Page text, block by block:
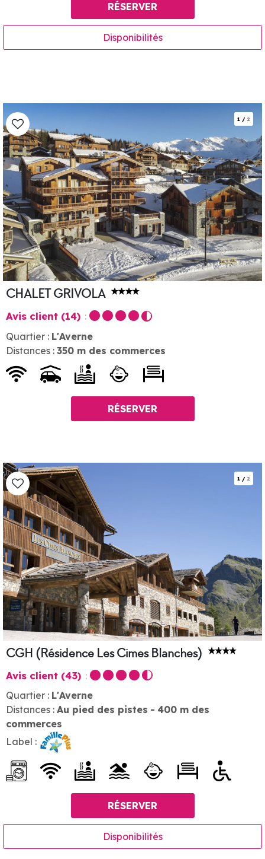
RÉSERVER
Disponibilités
1 / 2
CHALET GRIVOLA
Avis client (14)
Quartier : L'Averne
Distances : 350 m des commerces
RÉSERVER
1 / 2
CGH (Résidence Les Cimes Blanches)
Avis client (43)
Quartier : L'Averne
Distances : Au pied des pistes 400 m des
commerces
Label :
RÉSERVER
Disponibilités